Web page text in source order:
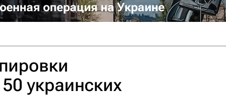
операция на Украине
украинских